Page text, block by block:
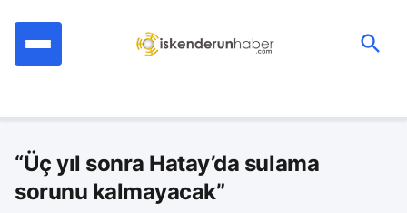
“Üç yıl sonra Hatay’da sulama
sorunu kalmayacak”